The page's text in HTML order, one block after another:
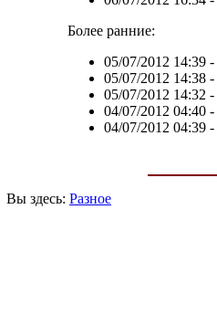
Более ранние:
05/07/2012 14:39-
05/07/2012 14:38-
05/07/2012 14:32 -
04/07/2012 04:40-
04/07/2012 04:39-
Вы здесь: Разное